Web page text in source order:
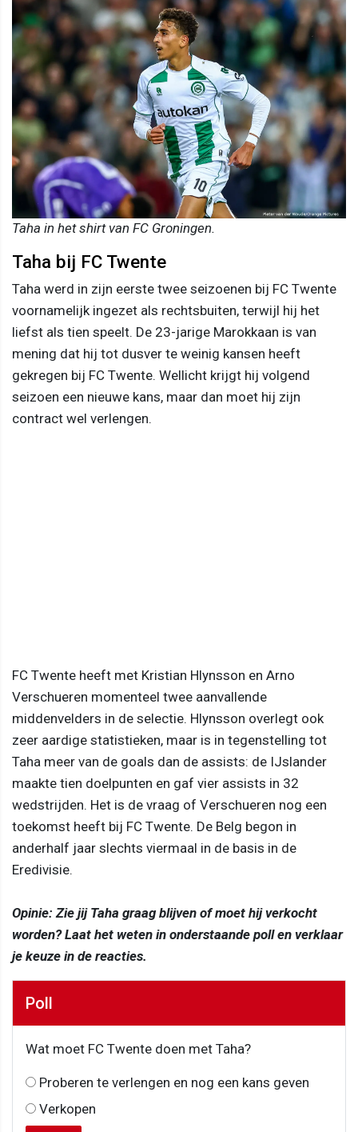
Taha in het shirt van FC Groningen.
Taha bij FC Twente
Taha werd in zijn eerste twee seizoenen bij FC Twente
voornamelijk ingezet als rechtsbuiten, terwijl hij het
liefst als tien speelt. De 23-jarige Marokkaan is van
mening dat hij tot dusver te weinig kansen heeft
gekregen bij FC Twente. Wellicht krijgt hij volgend
seizoen een nieuwe kans, maar dan moet hij zijn
contract wel verlengen.
FC Twente heeft met Kristian Hlynsson en Arno
Verschueren momenteel twee aanvallende
middenvelders in de selectie. Hlynsson overlegt ook
zeer aardige statistieken, maar is in tegenstelling tot
Taha meer van de goals dan de assists: de IJslander
maakte tien doelpunten en gaf vier assists in 32
wedstrijden. Het is de vraag of Verschueren nog een
toekomst heeft bij FC Twente. De Belg begon in
anderhalf jaar slechts viermaal in de basis in de
Eredivisie.
Opinie: Zie jij Taha graag blijven of moet hij verkocht
worden? Laat het weten in onderstaande poll en verklaar
je keuze in de reacties.
Poll
Wat moet FC Twente doen met Taha?
Proberen te verlengen en nog een kans geven
Verkopen